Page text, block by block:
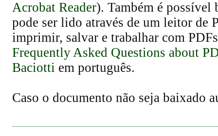
Acrobat Reader). Também é possível
pode ser lido através de um leitor de
imprimir, salvar e trabalhar com
Frequently Asked Questions about
Baciotti em português.
Caso o documento não seja baixado